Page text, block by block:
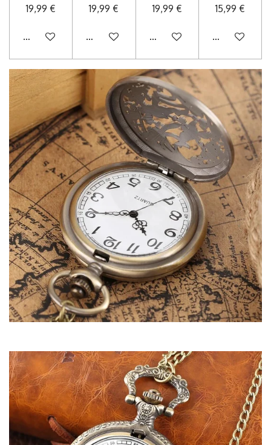
19,99 €
Añadir al carrito
19,99 €
Añadir al carrito
19,99 €
Añadir al carrito
15,99 €
Añadir al